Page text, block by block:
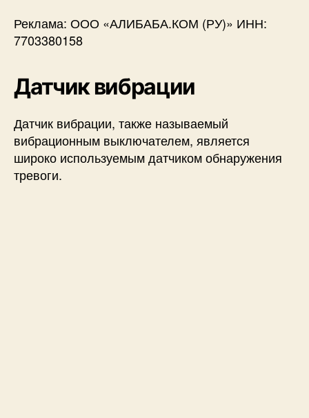
c
o
Реклама: ООО «АЛИБАБА.КОМ (РУ)» ИНН:
7703380158
Датчик вибрации
Датчик вибрации, также называемый
вибрационным выключателем, является
широко используемым датчиком обнаружения
тревоги.